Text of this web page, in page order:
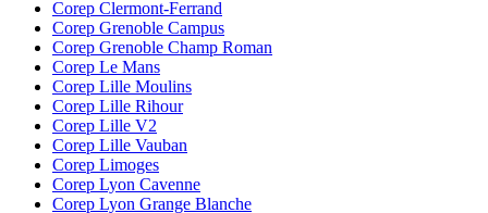
Corep Clermont-Ferrand
Corep Grenoble Campus
Corep Grenoble Champ Roman
Corep Le Mans
Corep Lille Moulins
Corep Lille Rihour
Corep Lille V2
Corep Lille Vauban
Corep Limoges
Corep Lyon Cavenne
Corep Lyon Grange Blanche